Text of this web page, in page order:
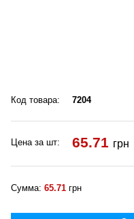
Код товара: 7204
Цена за шт: 65.71 грн
Сумма: 65.71 грн